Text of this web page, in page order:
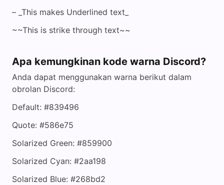
– _This makes Underlined text_
~~This is strike through text~~
Apa kemungkinan kode warna Discord?
Anda dapat menggunakan warna berikut dalam
obrolan Discord:
Default: #839496
Quote: #586e75
Solarized Green: #859900
Solarized Cyan: #2aa198
Solarized Blue: #268bd2